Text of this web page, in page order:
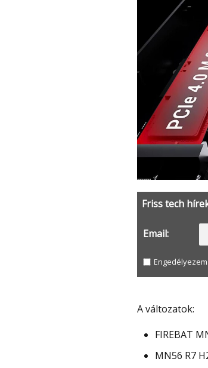
Friss tech
Email:
A változatok:
FIREBAT
MN56 R7